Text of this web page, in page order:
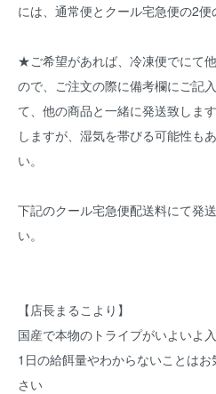
には、通常便とクール宅急便の2便
★ご希望があれば、冷凍便でにて
ので、ご注文の際に備考欄にご記
て、他の商品と一緒に発送致しま
しますが、湿気を帯びる可能性も
い。
下記のクール宅急便配送料にて発
い。
【店長まるこより】
国産で本物のトライプがいよいよ
1日の給餌量やわからないことは
さい